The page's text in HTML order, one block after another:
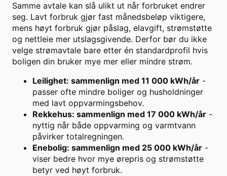
Samme avtale kan slå ulikt ut når forbruket endrer
seg. Lavt forbruk gjør fast månedsbeløp viktigere,
mens høyt forbruk gjør påslag, elavgift, strømstøtte
og nettleie mer utslagsgivende. Derfor bør du ikke
velge strømavtale bare etter én standardprofil hvis
boligen din bruker mye mer eller mindre strøm.
Leilighet: sammenlign med 11 000 kWh/år -
passer ofte mindre boliger og husholdninger
med lavt oppvarmingsbehov.
Rekkehus: sammenlign med 17 000 kWh/år -
nyttig når både oppvarming og varmtvann
påvirker totalregningen.
Enebolig: sammenlign med 25 000 kWh/år -
viser bedre hvor mye ørepris og strømstøtte
betyr ved høyt forbruk.